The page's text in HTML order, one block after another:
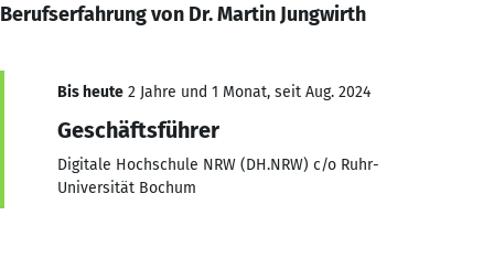
Berufserfahrung von Dr. Martin Jungwirth
Bis heute 2 Jahre und 1 Monat, seit Aug. 2024
Geschäftsführer
Digitale Hochschule NRW (DH.NRW) c/o Ruhr-
Universität Bochum